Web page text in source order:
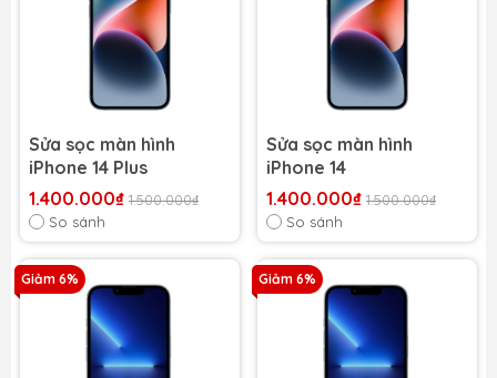
Sửa sọc màn hình
iPhone 14 Plus
1.400.000₫ 1.500.000₫
So sánh
Sửa sọc màn hình
iPhone 14
1.400.000₫ 1.500.000₫
So sánh
Giảm 6% Giảm 6%